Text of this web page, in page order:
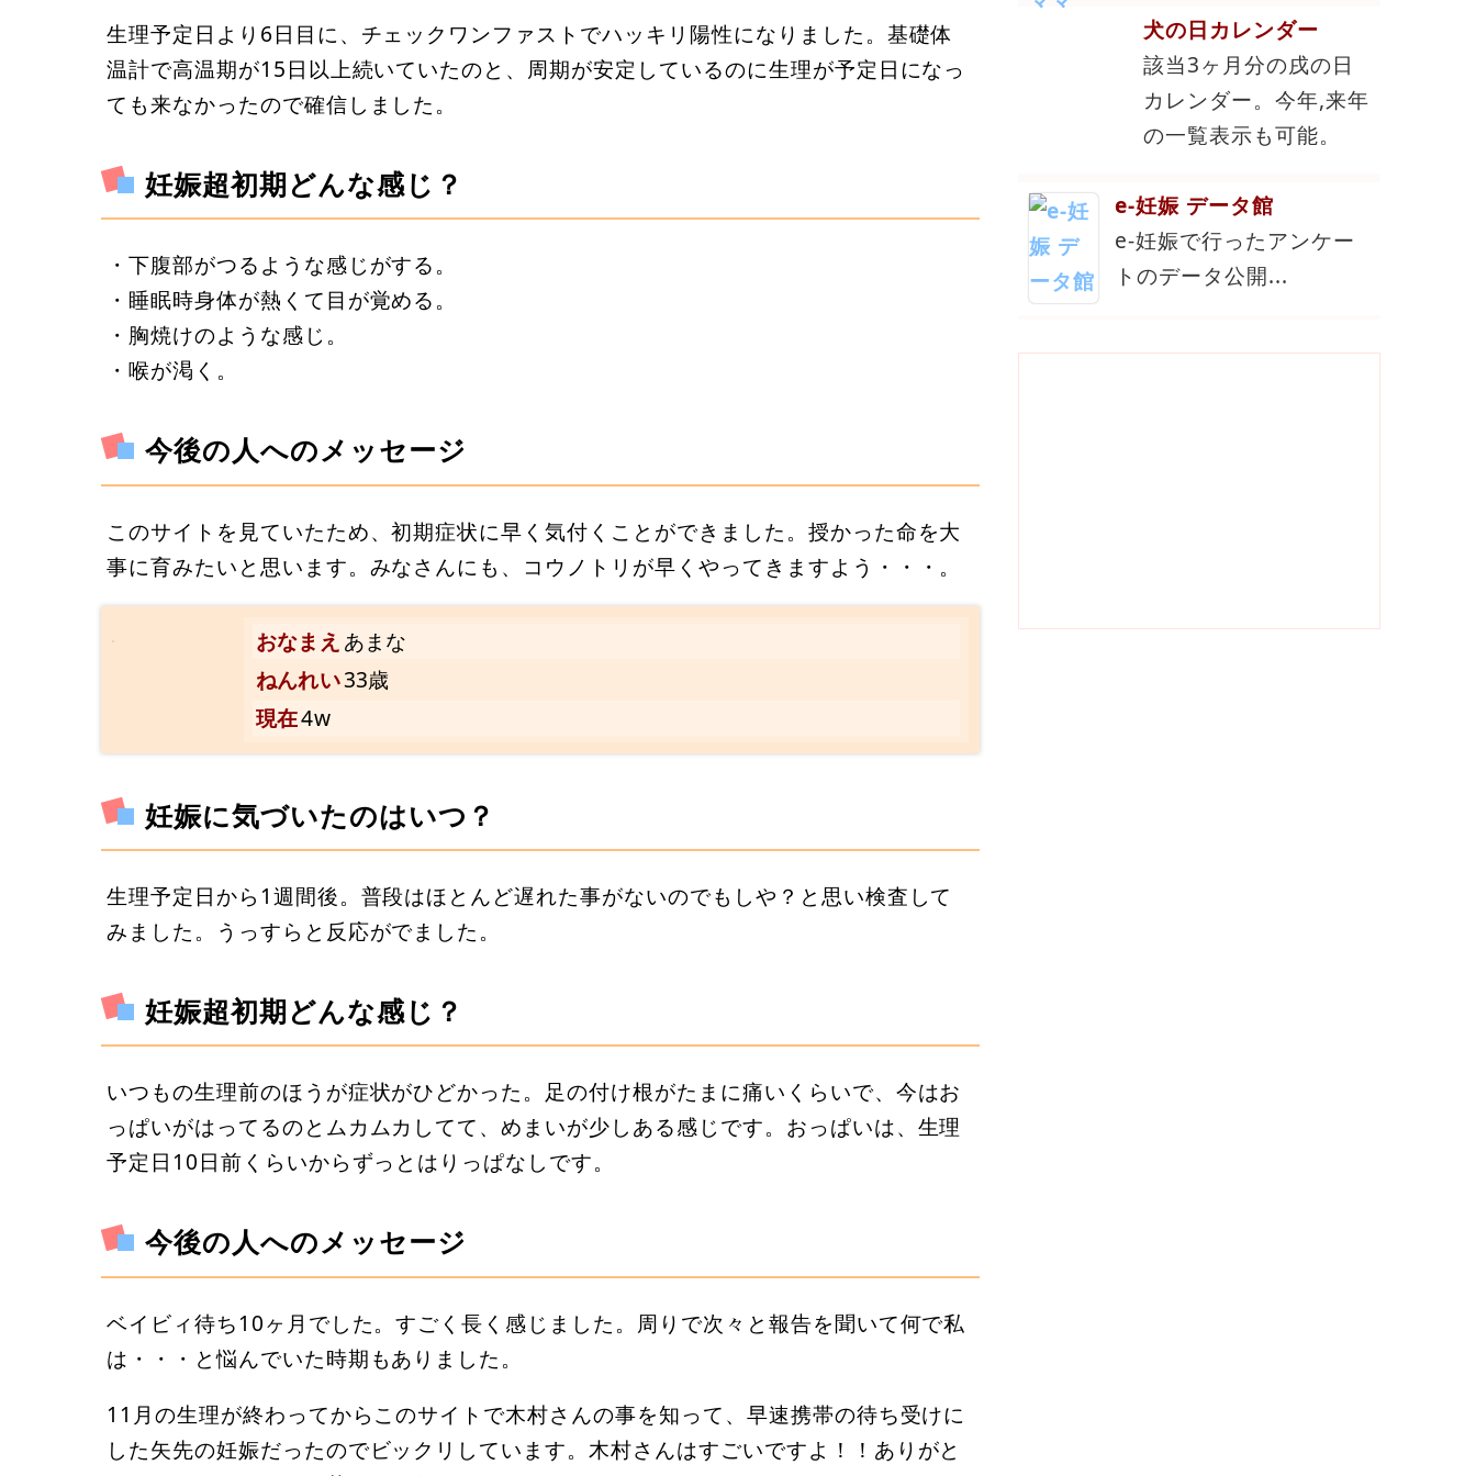
生理予定日より6日目に、チェックワンファストでハッキリ陽性になりました。基礎体
温計で高温期が15日以上続いていたのと、周期が安定しているのに生理が予定日になっ
ても来なかったので確信しました。
妊娠超初期どんな感じ？
・下腹部がつるような感じがする。
・睡眠時身体が熱くて目が覚める。
・胸焼けのような感じ。
・喉が渇く。
今後の人へのメッセージ
このサイトを見ていたため、初期症状に早く気付くことができました。授かった命を大
事に育みたいと思います。みなさんにも、コウノトリが早くやってきますよう・・・。
おなまえ あまな
ねんれい33歳
現在4w
妊娠に気づいたのはいつ？
生理予定日から1週間後。普段はほとんど遅れた事がないのでもしや？と思い検査して
みました。うっすらと反応がでました。
妊娠超初期どんな感じ？
いつもの生理前のほうが症状がひどかった。足の付け根がたまに痛いくらいで、今はお
っぱいがはってるのとムカムカしてて、めまいが少しある感じです。おっぱいは、生理
予定日10日前くらいからずっとはりっぱなしです。
今後の人へのメッセージ
ベイビィ待ち10ヶ月でした。すごく長く感じました。周りで次々と報告を聞いて何で私
は・・・と悩んでいた時期もありました。
11月の生理が終わってからこのサイトで木村さんの事を知って、早速携帯の待ち受けに
した矢先の妊娠だったのでビックリしています。木村さんはすごいですよ！！ありがと
犬の日カレンダー
該当3ヶ月分の戌の日
カレンダー。今年,来年
の一覧表示も可能。
e-妊娠 データ館
e-妊娠で行ったアンケー
トのデータ公開...